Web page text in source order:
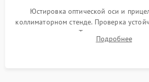
Юстировка оптической оси и
коллиматорном стенде. Проверка
ударном стенде. Тестирование
темноте, дальности обнаружения и
Подробнее